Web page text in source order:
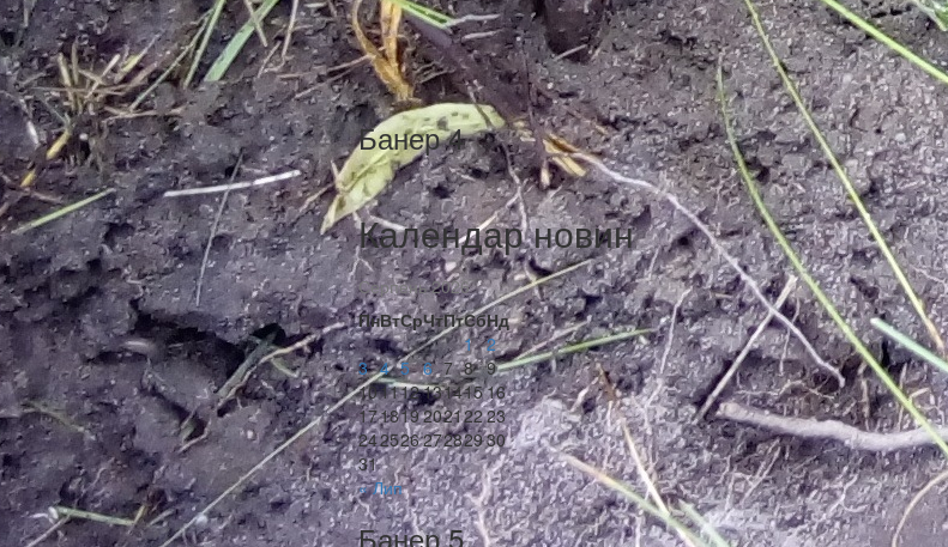
Банер 4
Календар новин
Серпень 2026
ПнВтСрЧтПтСбНд
1 2
3 4 5 6 7 8 9
10111213141516
17181920212223
24252627282930
31
« Лип
Банер 5